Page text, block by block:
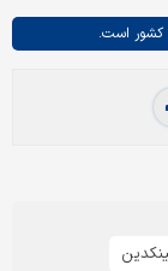
کشور است.